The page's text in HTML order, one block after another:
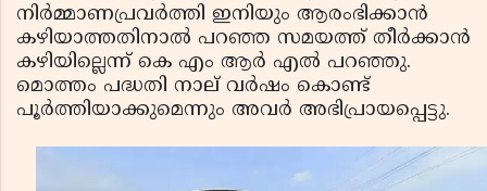
നിർമ്മാണപ്രവർത്തി ഇനിയും ആരംഭിക്കാൻ
കഴിയാത്തതിനാൽ പറഞ്ഞ സമയത്ത് തീർക്കാൻ
കഴിയില്ലെന്ന് കെ എം ആർ എൽ പറഞ്ഞു.
മൊത്തം പദ്ധതി നാല് വർഷം കൊണ്ട്
പൂർത്തിയാക്കുമെന്നും അവർ അഭിപ്രായപ്പെട്ടു.